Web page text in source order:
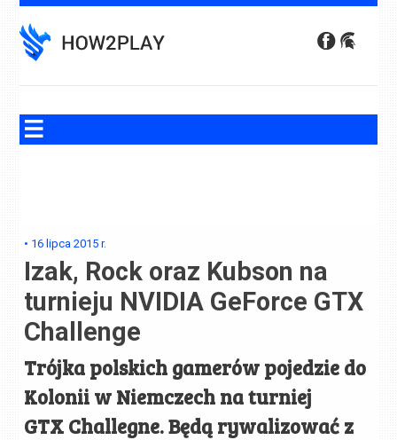
to
content
• 16 lipca 2015 r.
Izak, Rock oraz Kubson na
turnieju NVIDIA GeForce GTX
Challenge
Trójka polskich gamerów pojedzie do
Kolonii w Niemczech na turniej
GTX Challegne. Będą rywalizować z